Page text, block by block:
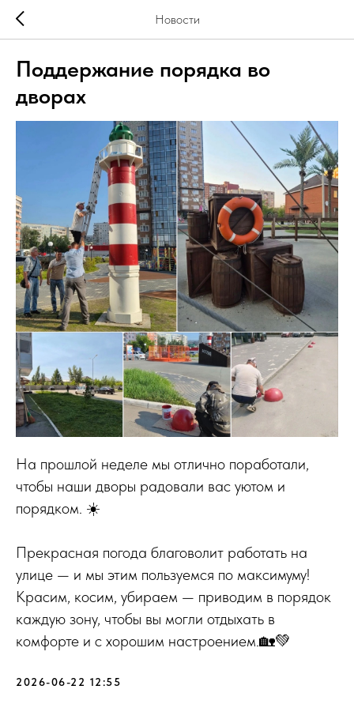
Новости
Поддержание порядка во
дворах
На прошлой неделе мы отлично поработали,
чтобы наши дворы радовали вас уютом и
порядком. ☀️
Прекрасная погода благоволит работать на
улице — и мы этим пользуемся по максимуму!
Красим, косим, убираем — приводим в порядок
каждую зону, чтобы вы могли отдыхать в
комфорте и с хорошим настроением.🏡💚
2026-06-22 12:55